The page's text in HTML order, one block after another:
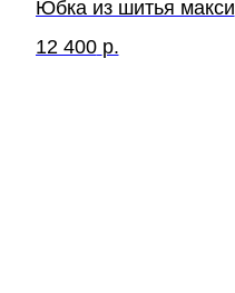
Юбка из шитья макси
12 400 р.